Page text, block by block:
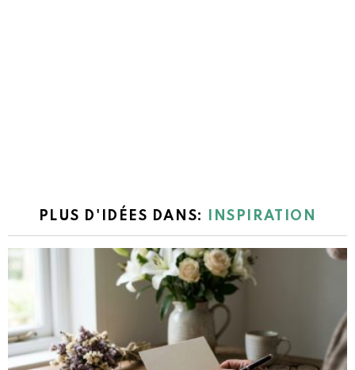
PLUS D'IDÉES DANS: INSPIRATION